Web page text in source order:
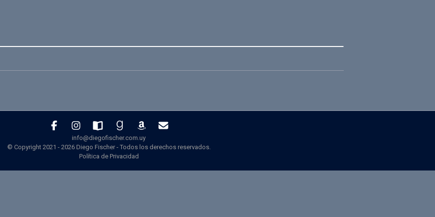
info@diegofischer.com.uy
© Copyright 2021 - 2026Diego Fischer - Todos los derechos reservados.
Política de Privacidad